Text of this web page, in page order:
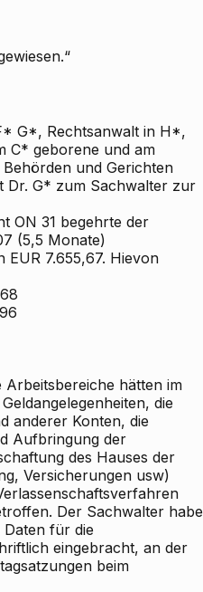
G*, Rechtsanwalt in H*,
C* geborene und am
und Gerichten
Dr. G* zum Sachwalter zur
ON 31 begehrte der
(5,5 Monate)
7.655,67. Hievon
hätten im
die
anderer Konten, die
Aufbringung der
des Hauses der
Versicherungen usw)
Der Sachwalter habe
für die
eingebracht, an der
beim